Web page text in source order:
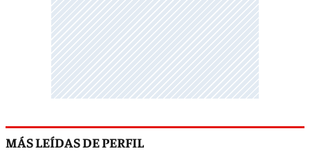
MÁS LEÍDAS DE PERFIL